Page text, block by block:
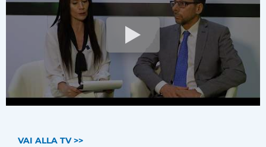
VAI ALLA TV >>